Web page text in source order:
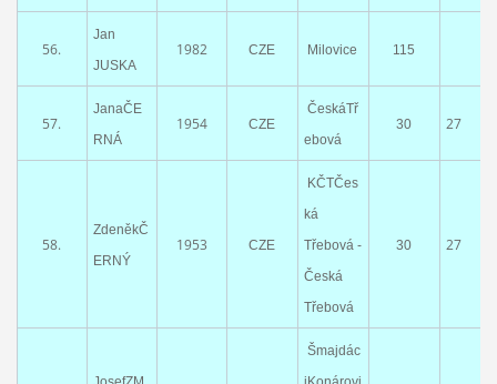
56.
Jan
JUSKA
1982 CZE Milovice 115
57.
JanaČE
RNÁ
1954 CZE
ČeskáTř
ebová
30 27
58.
ZdeněkČ
ERNÝ
1953 CZE
KČTČes
ká
Třebová -
Česká
Třebová
30 27
Šmajdác